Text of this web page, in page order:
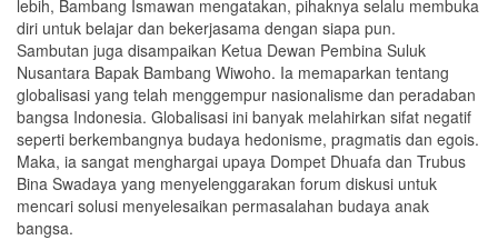
lebih, Bambang Ismawan mengatakan, pihaknya selalu membuka
diri untuk belajar dan bekerjasama dengan siapa pun.
Sambutan juga disampaikan Ketua Dewan Pembina Suluk
Nusantara Bapak Bambang Wiwoho. Ia memaparkan tentang
globalisasi yang telah menggempur nasionalisme dan peradaban
bangsa Indonesia. Globalisasi ini banyak melahirkan sifat negatif
seperti berkembangnya budaya hedonisme, pragmatis dan egois.
Maka, ia sangat menghargai upaya Dompet Dhuafa dan Trubus
Bina Swadaya yang menyelenggarakan forum diskusi untuk
mencari solusi menyelesaikan permasalahan budaya anak
bangsa.